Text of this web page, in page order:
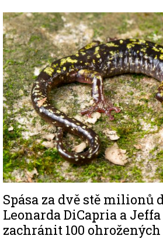
Image
Spása za dvě stě milionů
Leonarda DiCapria a Jeffa
zachránit 100